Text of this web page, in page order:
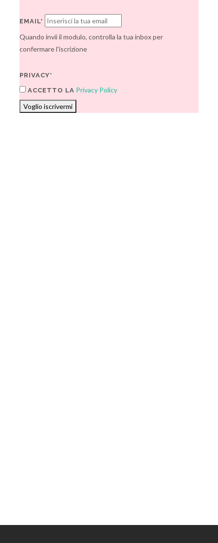
EMAIL*
Quando invii il modulo, controlla la tua inbox per
confermare l'iscrizione
PRIVACY*
ACCETTO LA Privacy Policy
Voglio iscrivermi